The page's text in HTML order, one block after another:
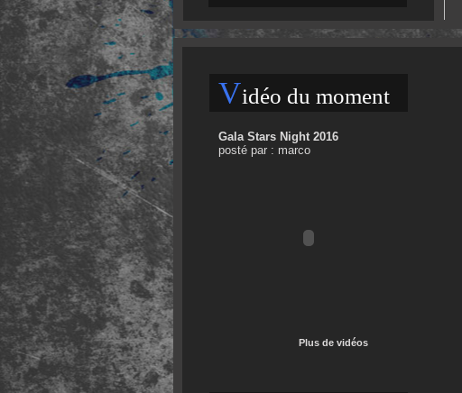
Vidéo du moment
Gala Stars Night 2016
posté par : marco
Plus de vidéos